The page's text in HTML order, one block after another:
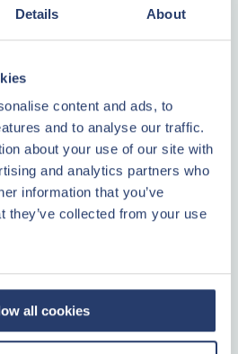
Details About
content and ads, to
and to analyse our traffic.
about your use of our site with
and analytics partners who
information that you’ve
they’ve collected from your use
all cookies
gegevens in